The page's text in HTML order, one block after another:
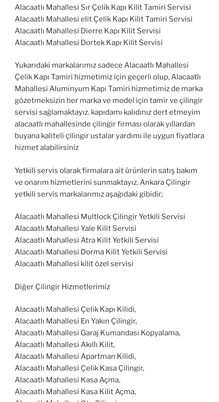
Alacaatlı Mahallesi Sır Çelik Kapı Kilit Tamiri Servisi
Alacaatlı Mahallesi elit Çelik Kapı Kilit Tamiri Servisi
Alacaatlı Mahallesi Dierre Kapı Kilit Servisi
Alacaatlı Mahallesi Dortek Kapı Kilit Servisi
Yukarıdaki markalarımız sadece Alacaatlı Mahallesi
Çelik Kapı Tamiri hizmetimiz için geçerli olup, Alacaatlı
Mahallesi Aluminyum Kapı Tamiri hizmetimiz de marka
gözetmeksizin her marka ve model için tamir ve çilingir
servisi sağlamaktayız. kapıdamı kalıdınız dert etmeyim
alacaatlı mahallesinde çilingir firması olarak yıllardan
buyana kaliteli çilingir ustalar yardımı ile uygun fiyatlara
hizmet alabilirsiniz
Yetkili servis olarak firmalara ait ürünlerin satış bakım
ve onarım hizmetlerini sunmaktayız. Ankara Çilingir
yetkili servis markalarımız aşağıdaki gibidir;
Alacaatlı Mahallesi Multlock Çilingir Yetkili Servisi
Alacaatlı Mahallesi Yale Kilit Servisi
Alacaatlı Mahallesi Atra Kilit Yetkili Servisi
Alacaatlı Mahallesi Dorma Kilit Yetkili Servisi
Alacaatlı Mahallesi kilit özel servisi
Diğer Çilingir Hizmetlerimiz
Alacaatlı Mahallesi Çelik Kapı Kilidi,
Alacaatlı Mahallesi En Yakın Çilingir,
Alacaatlı Mahallesi Garaj Kumandası Kopyalama,
Alacaatlı Mahallesi Akıllı Kilit,
Alacaatlı Mahallesi Apartman Kilidi,
Alacaatlı Mahallesi Çelik Kasa Çilingir,
Alacaatlı Mahallesi Kasa Açma,
Alacaatlı Mahallesi Kasa Kilit Açma,